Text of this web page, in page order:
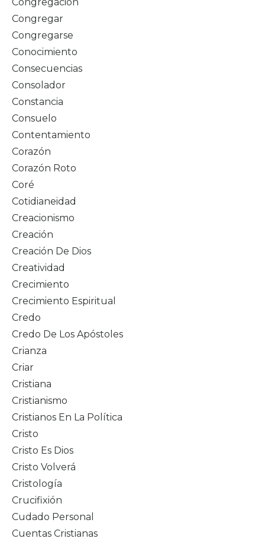
Congregación
Congregar
Congregarse
Conocimiento
Consecuencias
Consolador
Constancia
Consuelo
Contentamiento
Corazón
Corazón Roto
Coré
Cotidianeidad
Creacionismo
Creación
Creación De Dios
Creatividad
Crecimiento
Crecimiento Espiritual
Credo
Credo De Los Apóstoles
Crianza
Criar
Cristiana
Cristianismo
Cristianos En La Política
Cristo
Cristo Es Dios
Cristo Volverá
Cristología
Crucifixión
Cudado Personal
Cuentas Cristianas